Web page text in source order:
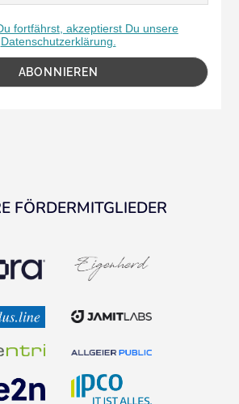
fortfährst, akzeptierst Du unsere
Datenschutzerklärung.
FÖRDERMITGLIEDER